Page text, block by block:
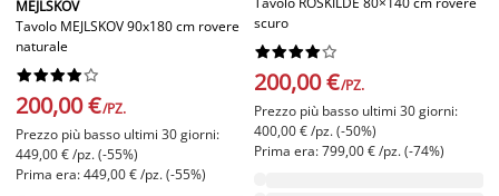
MEJLSKOV
Tavolo MEJLSKOV 90x180 cm rovere
naturale






200,00 €/PZ.
Prezzo più basso ultimi 30 giorni:
449,00 € /pz. (-55%)
Prima era: 449,00 € /pz. (-55%)
scuro






200,00 €/PZ.
Prezzo più basso ultimi 30 giorni:
400,00 € /pz. (-50%)
Prima era: 799,00 € /pz. (-74%)